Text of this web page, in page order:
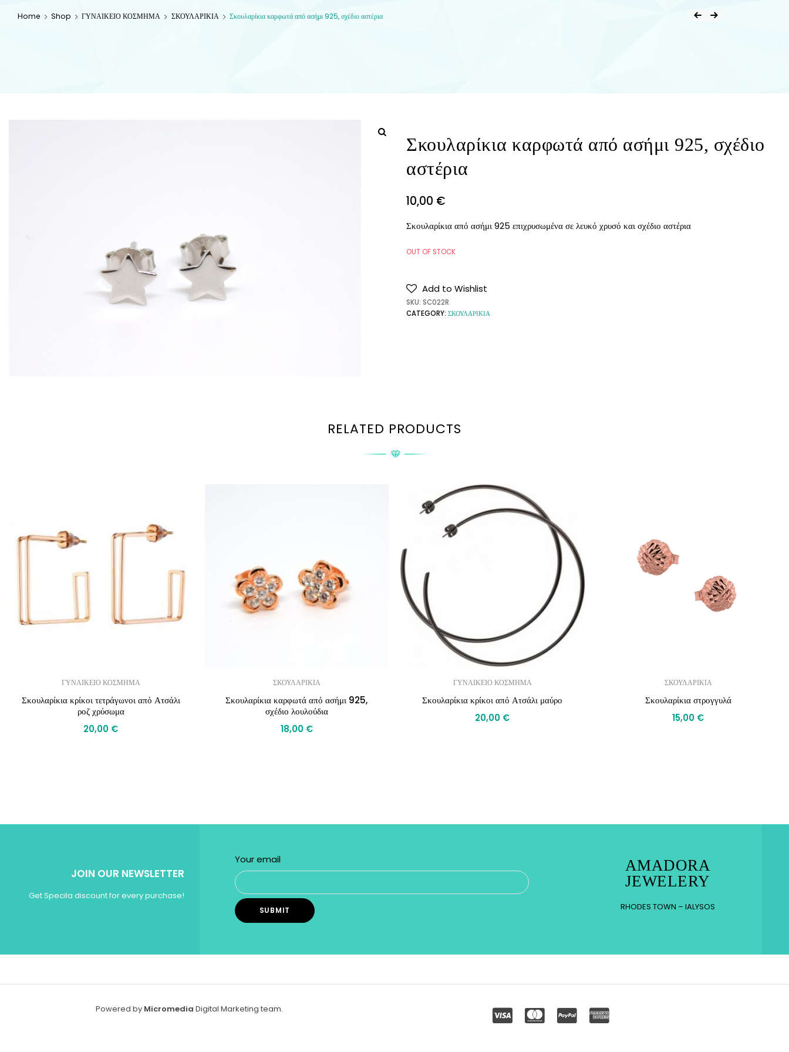
Home Shop ΓΥΝΑΙΚΕΙΟ ΚΟΣΜΗΜΑ ΣΚΟΥΛΑΡΙΚΙΑ Σκουλαρίκια καρφωτά από ασήμι 925, σχέδιο αστέρια
Σκουλαρίκια καρφωτά από ασήμι 925, σχέδιο
αστέρια
10,00 €
Σκουλαρίκια από ασήμι 925 επιχρυσωμένα σε λευκό χρυσό και σχέδιο αστέρια
OUT OF STOCK
Add to Wishlist
SKU: SC022R
CATEGORY: ΣΚΟΥΛΑΡΙΚΙΑ
RELATED PRODUCTS
ΓΥΝΑΙΚΕΙΟ ΚΟΣΜΗΜΑ
Σκουλαρίκια κρίκοι τετράγωνοι από Ατσάλι
ροζ χρύσωμα
20,00 €
ΣΚΟΥΛΑΡΙΚΙΑ
Σκουλαρίκια καρφωτά από ασήμι 925,
σχέδιο λουλούδια
18,00 €
ΓΥΝΑΙΚΕΙΟ ΚΟΣΜΗΜΑ
Σκουλαρίκια κρίκοι από Ατσάλι μαύρο
20,00 €
ΣΚΟΥΛΑΡΙΚΙΑ
Σκουλαρίκια στρογγυλά
15,00 €
JOIN OUR NEWSLETTER
Get Specila discount for every purchase!
Your email
AMADORA
JEWELERY
RHODES TOWN – IALYSOS
Powered by Micromedia Digital Marketing team.